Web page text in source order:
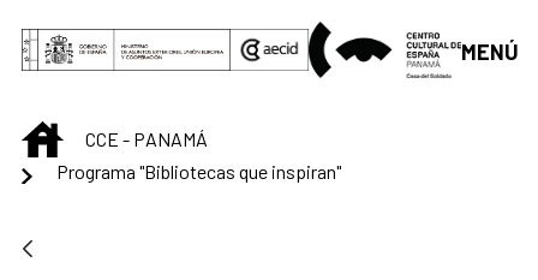
Saltar al contenido principal
MENÚ
INICIOCCE - PANAMÁ
Programa "Bibliotecas que inspiran"